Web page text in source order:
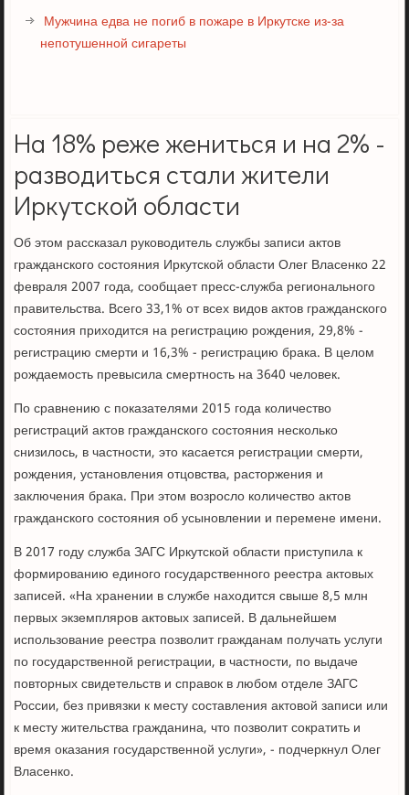
Мужчина едва не погиб в пожаре в Иркутске из-за
непотушенной сигареты
На 18% реже жениться и на 2% -
разводиться стали жители
Иркутской области
Об этом рассказал руководитель службы записи актов
гражданского состояния Иркутской области Олег Власенко 22
февраля 2007 года, сообщает пресс-служба регионального
правительства. Всего 33,1% от всех видов актов гражданского
состояния приходится на регистрацию рождения, 29,8% -
регистрацию смерти и 16,3% - регистрацию брака. В целом
рождаемость превысила смертность на 3640 человек.
По сравнению с показателями 2015 года количество
регистраций актов гражданского состояния несколько
снизилось, в частности, это касается регистрации смерти,
рождения, установления отцовства, расторжения и
заключения брака. При этом возросло количество актов
гражданского состояния об усыновлении и перемене имени.
В 2017 году служба ЗАГС Иркутской области приступила к
формированию единого государственного реестра актовых
записей. «На хранении в службе находится свыше 8,5 млн
первых экземпляров актовых записей. В дальнейшем
использование реестра позволит гражданам получать услуги
по государственной регистрации, в частности, по выдаче
повторных свидетельств и справок в любом отделе ЗАГС
России, без привязки к месту составления актовой записи или
к месту жительства гражданина, что позволит сократить и
время оказания государственной услуги», - подчеркнул Олег
Власенко.